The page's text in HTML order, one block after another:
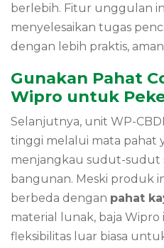
berlebih. Fitur unggulan
menyelesaikan tugas
dengan lebih praktis,
Gunakan Pahat
Wipro untuk
Selanjutnya, unit WP-
tinggi melalui mata pahat
menjangkau sudut-sudut
bangunan. Meski produk
berbeda dengan pahat
material lunak, baja
fleksibilitas luar biasa